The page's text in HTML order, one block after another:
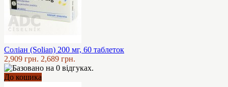
Соліан (Solian) 200 мг, 60 таблеток
2,909 грн. 2,689 грн.
До кошика